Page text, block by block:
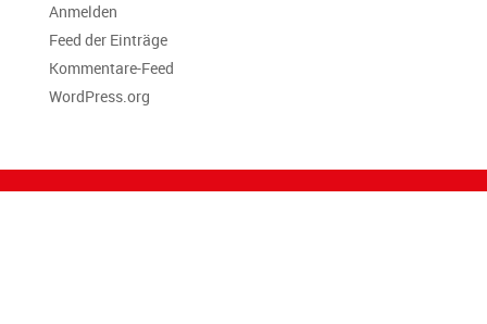
Anmelden
Feed der Einträge
Kommentare-Feed
WordPress.org